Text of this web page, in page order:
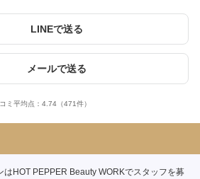
LINEで送る
メールで送る
ミ平均点： 4.74（471件）
はHOT PEPPER Beauty WORKでスタッフを募